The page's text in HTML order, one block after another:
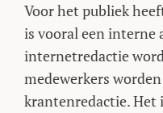
Voor het publiek
is vooral een interne
internetredactie
medewerkers
krantenredactie. Het